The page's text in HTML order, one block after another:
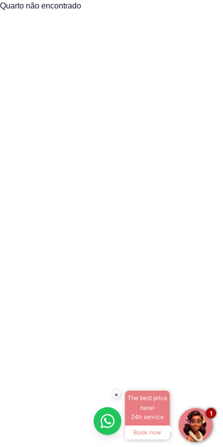
Quarto não encontrado
×
The best price
here!
24h service
Book now
1